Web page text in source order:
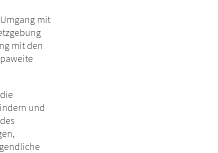
mit
mit den
und